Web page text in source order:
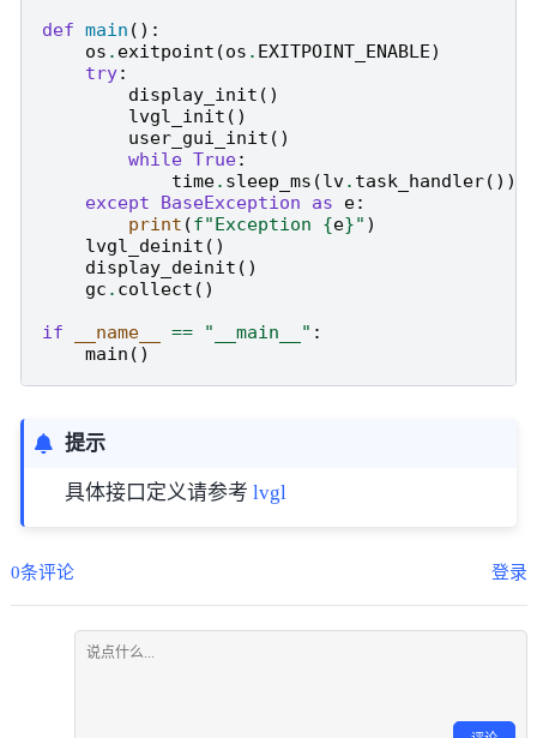
def main ():
os . exitpoint (os . EXITPOINT_ENABLE)
try:
display_init ()
lvgl_init ()
user_gui_init ()
while True:
time. sleep_ms (lv. task_handler())
except
BaseException as e:
print (f"Exception {e}" )
lvgl_deinit ()
display_deinit ()
gc . collect ()
if
__name__ == "__main__" :
main ()
提示
具体接口定义请参考lvgl
0条评论 登录